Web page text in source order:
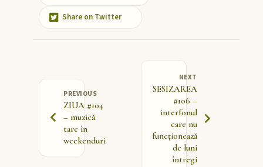
Share on Twitter
PREVIOUS
ZIUA #104
– muzică
tare în
weekenduri
NEXT
SESIZAREA
#106 –
interfonul
care nu
funcționează
de luni
întregi